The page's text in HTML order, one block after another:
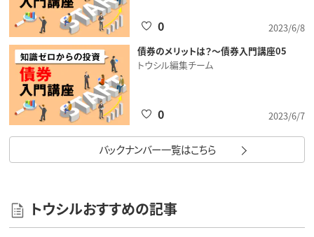
2023/6/8
0
債券のメリットは？～債券入門講座05
トウシル編集チーム
2023/6/7
0
バックナンバー一覧はこちら
トウシルおすすめの記事